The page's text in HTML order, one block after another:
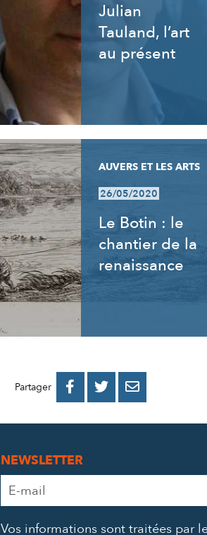
Julian
Tauland, l’art
au présent
AUVERS ET LES ARTS
26/05/2020
Le Botin : le
chantier de la
renaissance
Partager 
PARTAGER
PARTAGER
PARTAGER
NEWSLETTER
Adresse
e-
Vos informations sont traitées par